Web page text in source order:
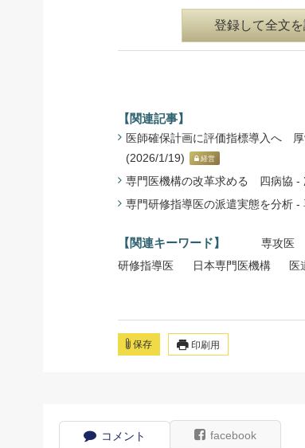
登録して全文
【関連記事】
医師確保計画に評価指標導入へ
(2026/1/19)
経営
専門医機構の改革求める 四病協 -
専門研修指導医の派遣実態を分析
【関連キーワード】 専攻医
研修指導医
日本専門医機構 医
保存 印刷用
コメント facebook